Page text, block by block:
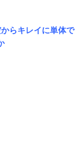
らキレイに単体で